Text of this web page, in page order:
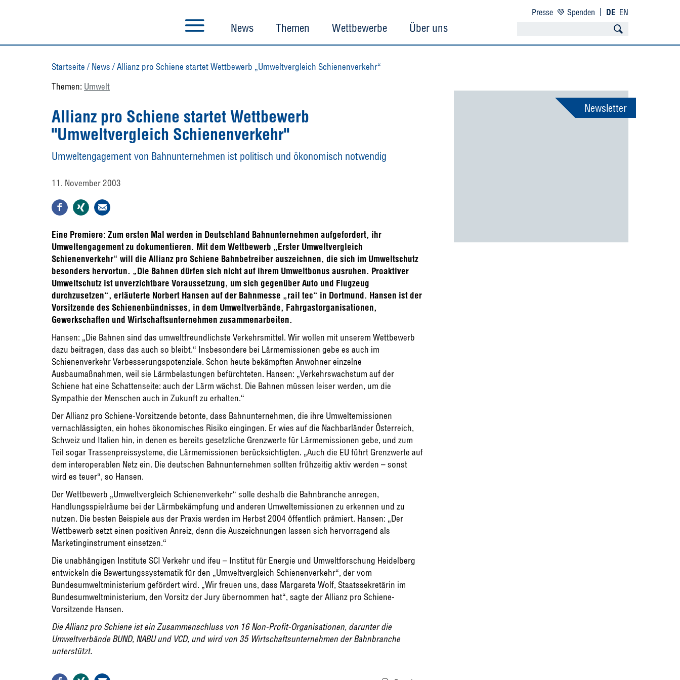
News Themen Wettbewerbe Über uns
Presse 💚 Spenden DE EN
Startseite / News /Allianz pro Schiene startet Wettbewerb „Umweltvergleich Schienenverkehr“
Themen: Umwelt
Allianz pro Schiene startet Wettbewerb
"Umweltvergleich Schienenverkehr"
Umweltengagement von Bahnunternehmen ist politisch und ökonomisch notwendig
11. November 2003
Eine Premiere: Zum ersten Mal werden in Deutschland Bahnunternehmen aufgefordert, ihr
Umweltengagement zu dokumentieren. Mit dem Wettbewerb „Erster Umweltvergleich
Schienenverkehr“ will die Allianz pro Schiene Bahnbetreiber auszeichnen, die sich im Umweltschutz
besonders hervortun. „Die Bahnen dürfen sich nicht auf ihrem Umweltbonus ausruhen. Proaktiver
Umweltschutz ist unverzichtbare Voraussetzung, um sich gegenüber Auto und Flugzeug
durchzusetzen“, erläuterte Norbert Hansen auf der Bahnmesse „rail tec“ in Dortmund. Hansen ist der
Vorsitzende des Schienenbündnisses, in dem Umweltverbände, Fahrgastorganisationen,
Gewerkschaften und Wirtschaftsunternehmen zusammenarbeiten.
Hansen: „Die Bahnen sind das umweltfreundlichste Verkehrsmittel. Wir wollen mit unserem Wettbewerb
dazu beitragen, dass das auch so bleibt.“ Insbesondere bei Lärmemissionen gebe es auch im
Schienenverkehr Verbesserungspotenziale. Schon heute bekämpften Anwohner einzelne
Ausbaumaßnahmen, weil sie Lärmbelastungen befürchteten. Hansen: „Verkehrswachstum auf der
Schiene hat eine Schattenseite: auch der Lärm wächst. Die Bahnen müssen leiser werden, um die
Sympathie der Menschen auch in Zukunft zu erhalten.“
Der Allianz pro Schiene-Vorsitzende betonte, dass Bahnunternehmen, die ihre Umweltemissionen
vernachlässigten, ein hohes ökonomisches Risiko eingingen. Er wies auf die Nachbarländer Österreich,
Schweiz und Italien hin, in denen es bereits gesetzliche Grenzwerte für Lärmemissionen gebe, und zum
Teil sogar Trassenpreissysteme, die Lärmemissionen berücksichtigten. „Auch die EU führt Grenzwerte auf
dem interoperablen Netz ein. Die deutschen Bahnunternehmen sollten frühzeitig aktiv werden – sonst
wird es teuer“, so Hansen.
Der Wettbewerb „Umweltvergleich Schienenverkehr“ solle deshalb die Bahnbranche anregen,
Handlungsspielräume bei der Lärmbekämpfung und anderen Umweltemissionen zu erkennen und zu
nutzen. Die besten Beispiele aus der Praxis werden im Herbst 2004 öffentlich prämiert. Hansen: „Der
Wettbewerb setzt einen positiven Anreiz, denn die Auszeichnungen lassen sich hervorragend als
Marketinginstrument einsetzen.“
Die unabhängigen Institute SCI Verkehr und ifeu – Institut für Energie und Umweltforschung Heidelberg
entwickeln die Bewertungssystematik für den „Umweltvergleich Schienenverkehr“, der vom
Bundesumweltministerium gefördert wird. „Wir freuen uns, dass Margareta Wolf, Staatssekretärin im
Bundesumweltministerium, den Vorsitz der Jury übernommen hat“, sagte der Allianz pro Schiene-
Vorsitzende Hansen.
Die Allianz pro Schiene ist ein Zusammenschluss von 16 Non-Profit-Organisationen, darunter die
Umweltverbände BUND, NABU und VCD, und wird von 35 Wirtschaftsunternehmen der Bahnbranche
unterstützt.
Newsletter